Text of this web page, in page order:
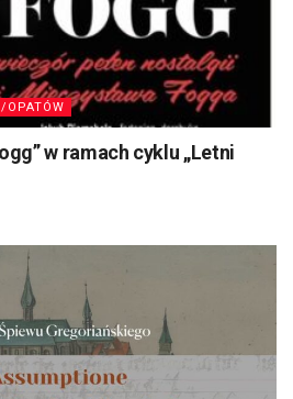
OPATÓW
w ramach cyklu „Letni